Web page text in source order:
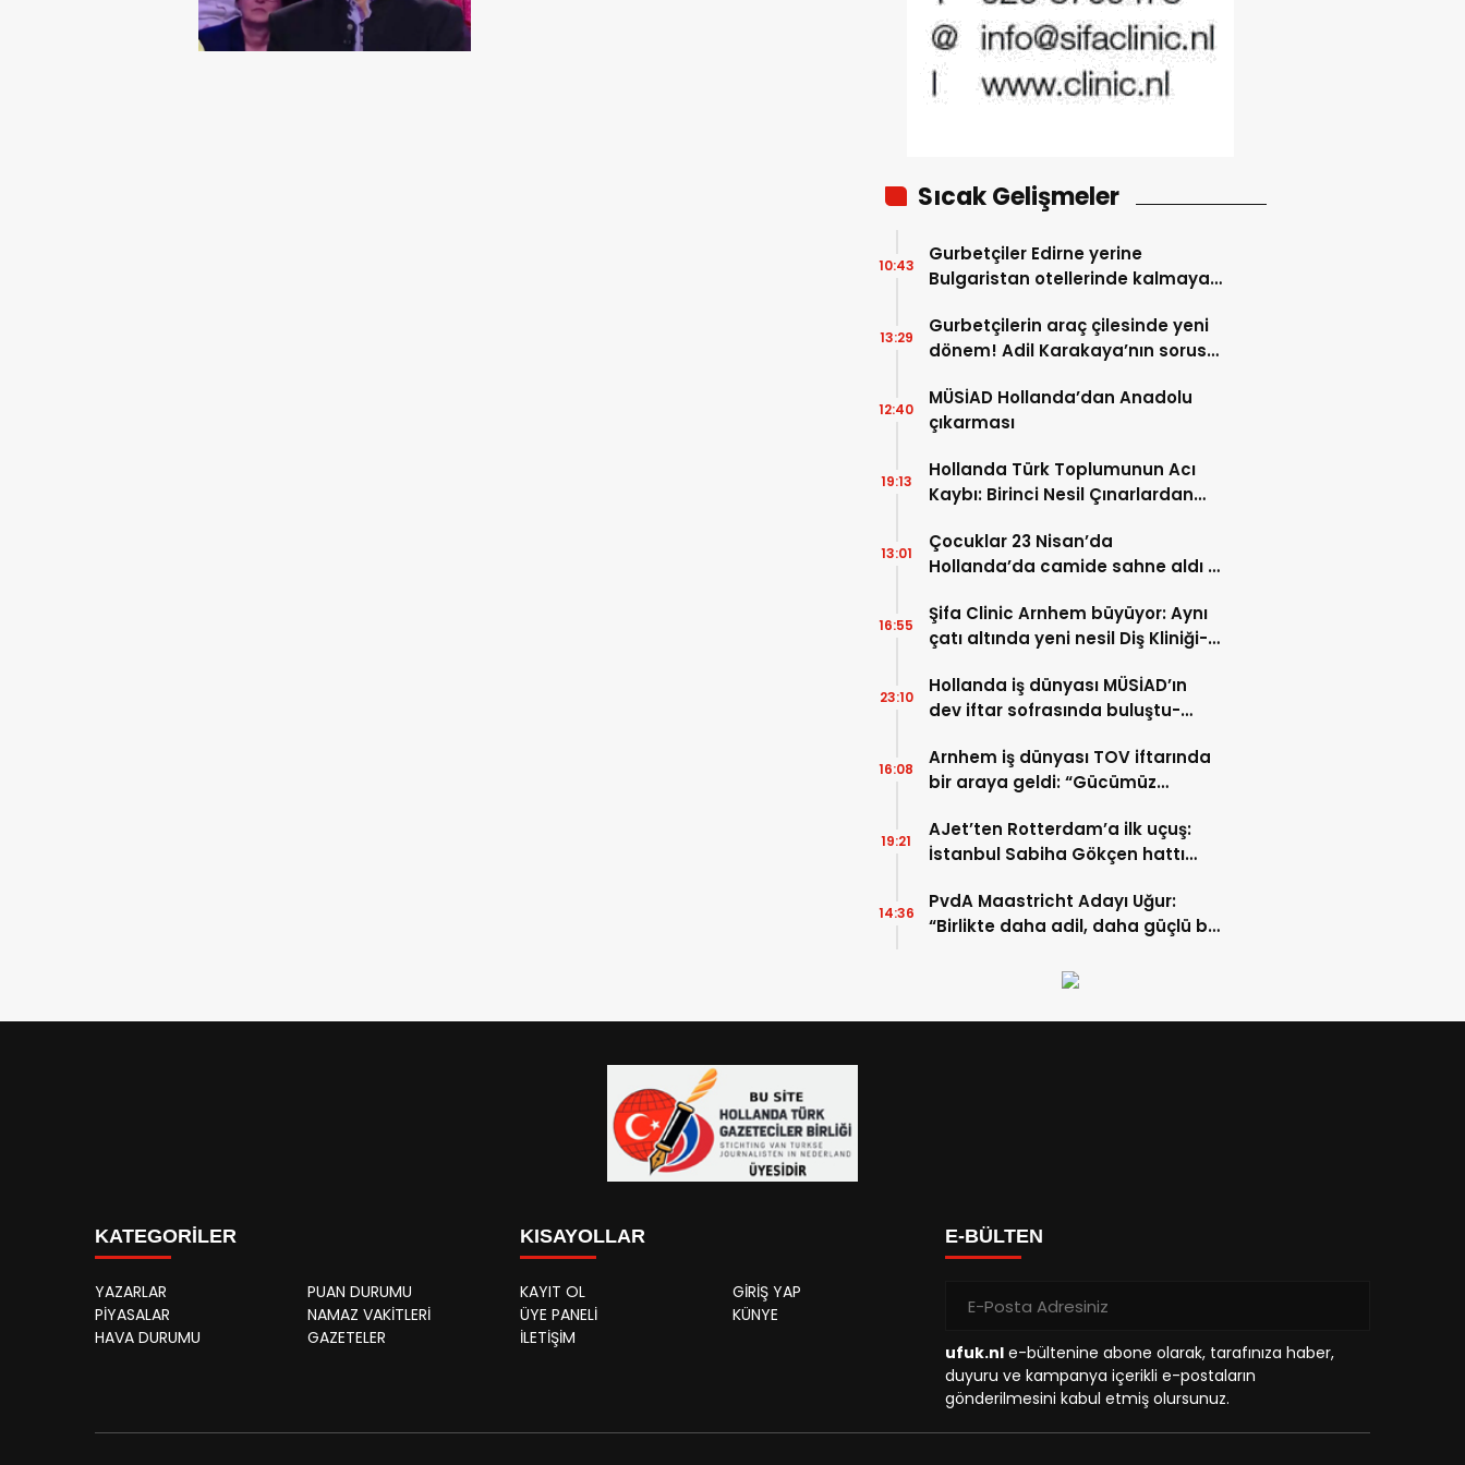
Sıcak Gelişmeler
Gurbetçiler Edirne yerine
Bulgaristan otellerinde kalmaya
10:43
Gurbetçilerin araç çilesinde yeni
dönem! Adil Karakaya’nın sorusu
13:29
MÜSİAD Hollanda’dan Anadolu
çıkarması
12:40
Hollanda Türk Toplumunun Acı
Kaybı: Birinci Nesil Çınarlardan
19:13
Çocuklar 23 Nisan’da
Hollanda’da camide sahne aldı –
13:01
Şifa Clinic Arnhem büyüyor: Aynı
çatı altında yeni nesil Diş Kliniği-
16:55
Hollanda iş dünyası MÜSİAD’ın
dev iftar sofrasında buluştu-
23:10
Arnhem iş dünyası TOV iftarında
bir araya geldi: “Gücümüz
16:08
AJet’ten Rotterdam’a ilk uçuş:
İstanbul Sabiha Gökçen hattı
19:21
PvdA Maastricht Adayı Uğur:
“Birlikte daha adil, daha güçlü bir
14:36
KATEGORİLER
YAZARLAR
PUAN DURUMU
PİYASALAR
NAMAZ VAKİTLERİ
HAVA DURUMU
GAZETELER
KISAYOLLAR
KAYIT OL
GİRİŞ YAP
ÜYE PANELİ
KÜNYE
İLETİŞİM
E-BÜLTEN
ufuk.nl e-bültenine abone olarak, tarafınıza haber,
duyuru ve kampanya içerikli e-postaların
gönderilmesini kabul etmiş olursunuz.